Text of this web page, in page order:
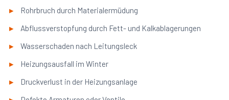
Rohrbruch durch Materialermüdung
Abflussverstopfung durch Fett- und Kalkablagerungen
Wasserschaden nach Leitungsleck
Heizungsausfall im Winter
Druckverlust in der Heizungsanlage